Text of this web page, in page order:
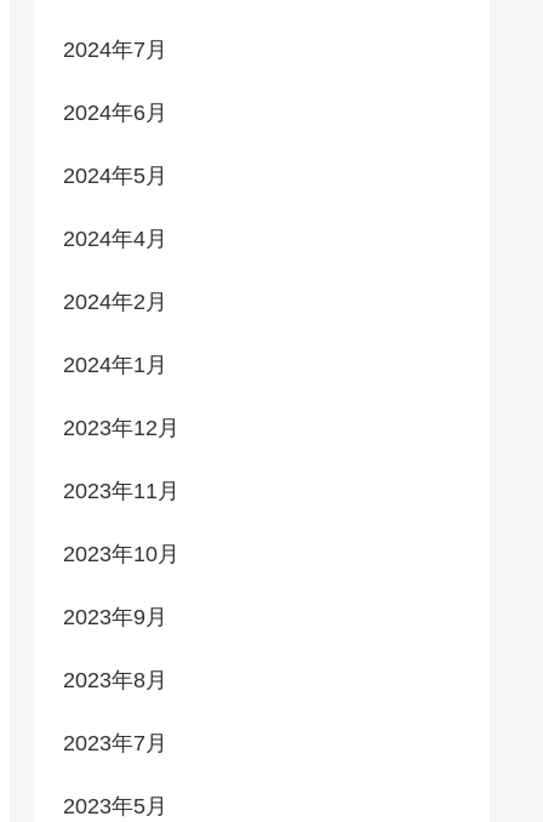
2024年7月
2024年6月
2024年5月
2024年4月
2024年2月
2024年1月
2023年12月
2023年11月
2023年10月
2023年9月
2023年8月
2023年7月
2023年5月